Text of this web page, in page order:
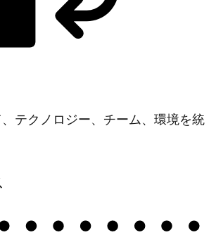
テクノロジー、チーム、環境を統